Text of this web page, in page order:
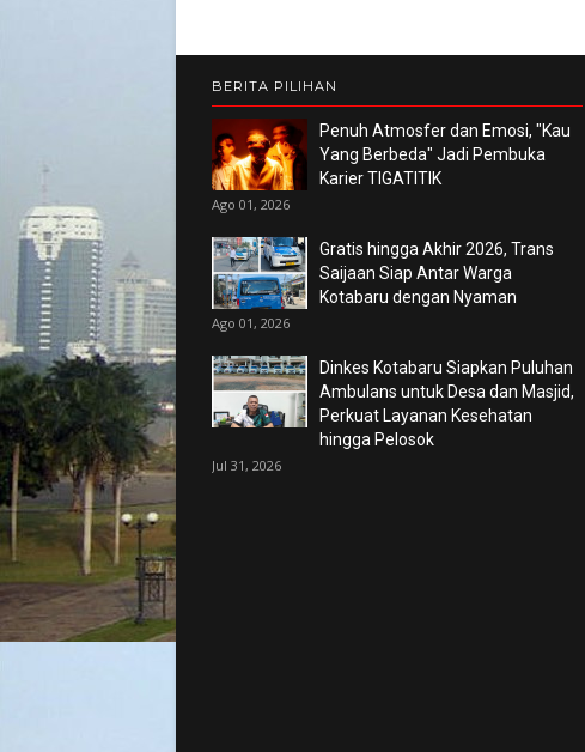
BERITA PILIHAN
Penuh Atmosfer dan Emosi, "Kau
Yang Berbeda" Jadi Pembuka
Karier TIGATITIK
Ago 01, 2026
Gratis hingga Akhir 2026, Trans
Saijaan Siap Antar Warga
Kotabaru dengan Nyaman
Ago 01, 2026
Dinkes Kotabaru Siapkan Puluhan
Ambulans untuk Desa dan Masjid,
Perkuat Layanan Kesehatan
hingga Pelosok
Jul 31, 2026